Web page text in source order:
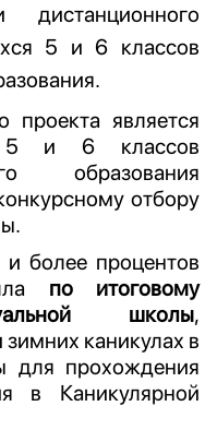
5 и 6 классов
проекта является
5 и 6 классов
образования
отбору
более процентов
по итоговому
школы,
каникулах в
для прохождения
в Каникулярной